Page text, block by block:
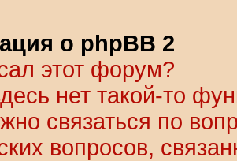
о phpBB 2
этот форум?
нет такой-то
связаться по
вопросов,